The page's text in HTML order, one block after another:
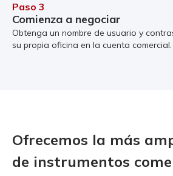
Paso 3
Comienza a negociar
Obtenga un nombre de usuario y
su propia oficina en la cuenta
Ofrecemos la más
de instrumentos